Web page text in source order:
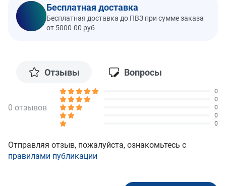
Бесплатная доставка
Бесплатная доставка до ПВЗ при сумме заказа
от 5000-00 руб
Отзывы Вопросы
0 отзывов
0
0
0
0
0
Отправляя отзыв, пожалуйста, ознакомьтесь с
правилами публикации